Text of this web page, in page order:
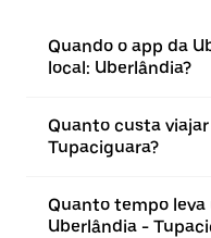
Quando o app da
local: Uberlândia?
Quanto custa
Tupaciguara?
Quanto tempo
Uberlândia -